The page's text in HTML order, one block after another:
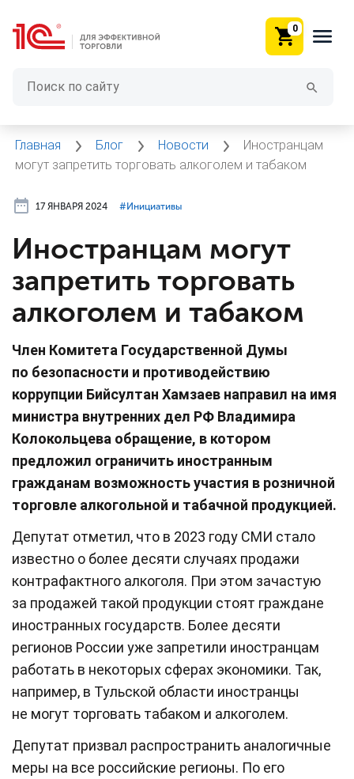
0
Главная Блог Новости
Иностранцам
могут запретить торговать алкоголем и табаком
17 ЯНВАРЯ 2024 #⁣Инициативы
Иностранцам могут
запретить торговать
алкоголем и табаком
Член Комитета Государственной Думы
по безопасности и противодействию
коррупции Бийсултан Хамзаев направил на имя
министра внутренних дел РФ Владимира
Колокольцева обращение, в котором
предложил ограничить иностранным
гражданам возможность участия в розничной
торговле алкогольной и табачной продукцией.
Депутат отметил, что в 2023 году СМИ стало
известно о более десяти случаях продажи
контрафактного алкоголя. При этом зачастую
за продажей такой продукции стоят граждане
иностранных государств. Более десяти
регионов России уже запретили иностранцам
работать в некоторых сферах экономики. Так,
например, в Тульской области иностранцы
не могут торговать табаком и алкоголем.
Депутат призвал распространить аналогичные
меры на все российские регионы. По его